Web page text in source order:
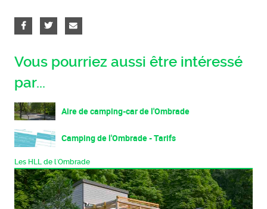
Vous pourriez aussi être intéressé
par...
Aire de camping-car de l'Ombrade
Camping de l'Ombrade - Tarifs
Les HLL de l'Ombrade